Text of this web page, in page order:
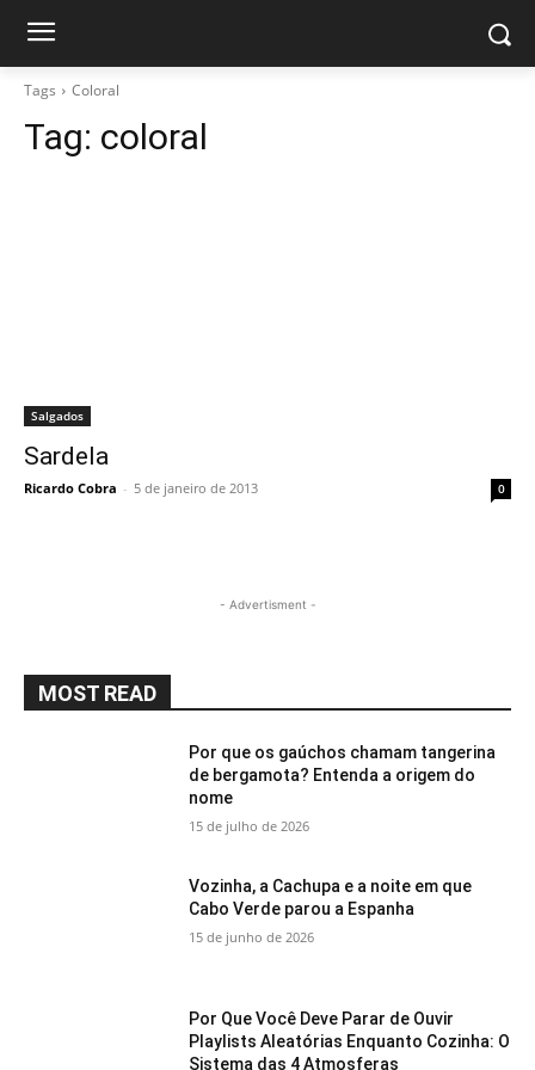
Tags Coloral
Tag: coloral
Salgados
Sardela
Ricardo Cobra - 5 de janeiro de 2013 0
- Advertisment -
MOST READ
Por que os gaúchos chamam tangerina
de bergamota? Entenda a origem do
nome
15 de julho de 2026
Vozinha, a Cachupa e a noite em que
Cabo Verde parou a Espanha
15 de junho de 2026
Por Que Você Deve Parar de Ouvir
Playlists Aleatórias Enquanto Cozinha: O
Sistema das 4 Atmosferas